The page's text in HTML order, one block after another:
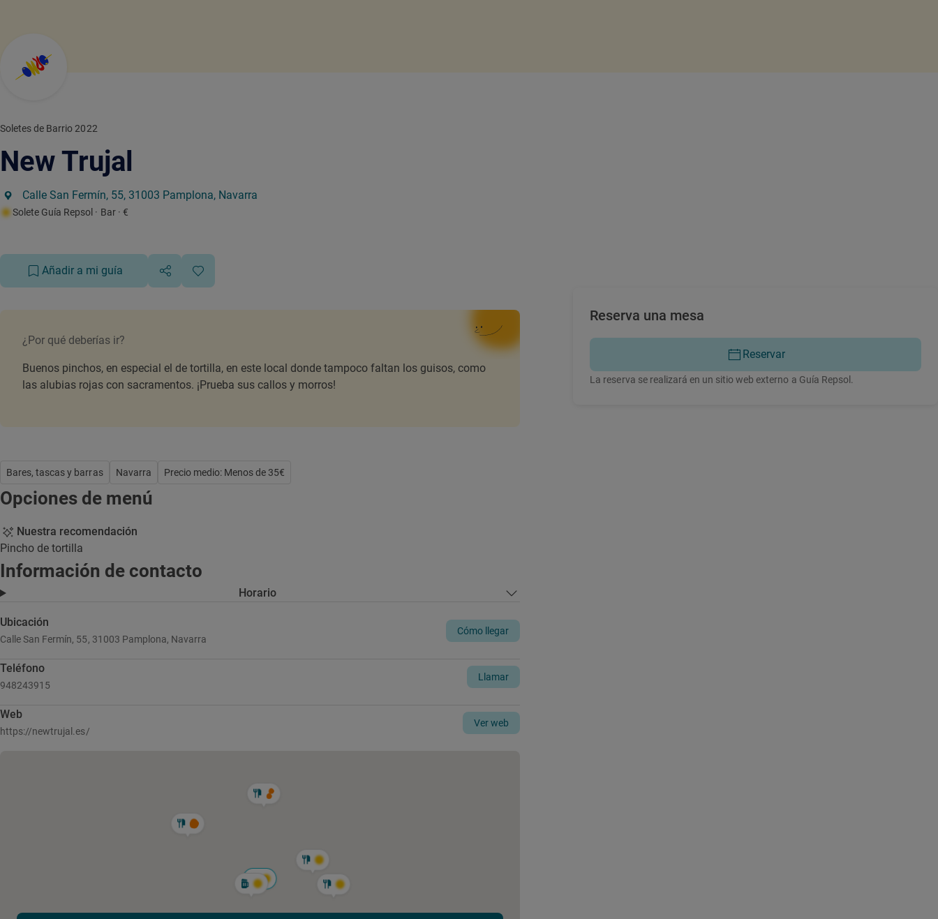
Soletes de Barrio 2022
New Trujal
Calle San Fermín, 55, 31003 Pamplona, Navarra
Solete Guía Repsol · Bar · €
Añadir a mi guía
¿Por qué deberías ir?
Buenos pinchos, en especial el de tortilla, en este local donde tampoco faltan los guisos, como
las alubias rojas con sacramentos. ¡Prueba sus callos y morros!
Bares, tascas y barras Navarra Precio medio: Menos de 35€
Opciones de menú
Nuestra recomendación
Pincho de tortilla
Información de contacto
Horario
Ubicación
Calle San Fermín, 55, 31003 Pamplona, Navarra
Cómo llegar
Teléfono
948243915
Llamar
Web
https://newtrujal.es/
Ver web
Reserva una mesa
Reservar
La reserva se realizará en un sitio web externo a Guía Repsol.